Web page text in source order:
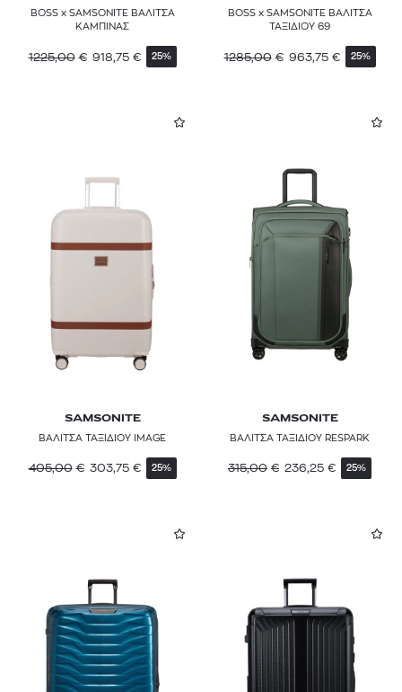
BOSS x SAMSONITE ΒΑΛΙΤΣΑ
ΚΑΜΠΙΝΑΣ
1225,00 € 918,75 € 25%
BOSS x SAMSONITE ΒΑΛΙΤΣΑ
ΤΑΞΙΔΙΟΥ 69
1285,00 € 963,75 € 25%
SAMSONITE
ΒΑΛΙΤΣΑ ΤΑΞΙΔΙΟΥ IMAGE
405,00 € 303,75 € 25%
SAMSONITE
ΒΑΛΙΤΣΑ ΤΑΞΙΔΙΟΥ RESPARK
315,00 € 236,25 € 25%